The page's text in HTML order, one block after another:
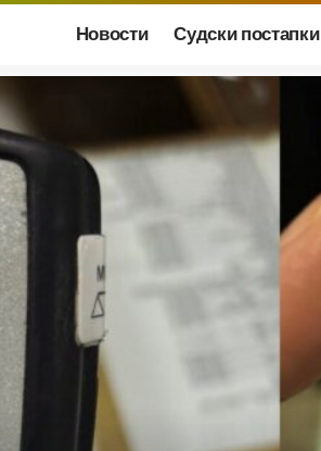
Новости Судски постапки